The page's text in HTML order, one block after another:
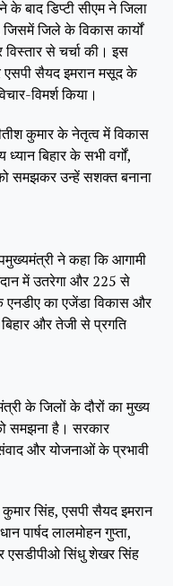
के बाद डिप्टी सीएम ने जिला
जिले के विकास कार्यों
से चर्चा की। इस
एसपी सैयद इमरान मसूद के
विमर्श किया।
कुमार के नेतृत्व में विकास
बिहार के सभी वर्गों,
समझकर उन्हें सशक्त बनाना
ने कहा कि आगामी
में उतरेगा और 225 से
एनडीए का एजेंडा विकास और
और तेजी से प्रगति
के जिलों के दौरों का मुख्य
समझना है। सरकार
और योजनाओं के प्रभावी
सिंह, एसपी सैयद इमरान
पार्षद लालमोहन गुप्ता,
एसडीपीओ सिंधु शेखर सिंह